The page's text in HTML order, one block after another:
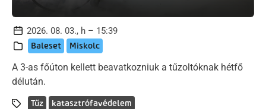
2026. 08. 03., h – 15:39
Baleset Miskolc
A 3-as főúton kellett beavatkozniuk a tűzoltóknak hétfő
délután.
Tűz katasztrófavédelem